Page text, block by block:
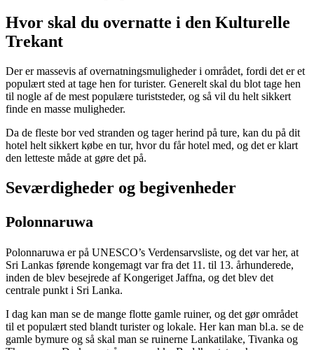
Hvor skal du overnatte i den Kulturelle
Trekant
Der er massevis af overnatningsmuligheder i området, fordi det er et
populært sted at tage hen for turister. Generelt skal du blot tage hen
til nogle af de mest populære turiststeder, og så vil du helt sikkert
finde en masse muligheder.
Da de fleste bor ved stranden og tager herind på ture, kan du på dit
hotel helt sikkert købe en tur, hvor du får hotel med, og det er klart
den letteste måde at gøre det på.
Seværdigheder og begivenheder
Polonnaruwa
Polonnaruwa er på UNESCO’s Verdensarvsliste, og det var her, at
Sri Lankas førende kongemagt var fra det 11. til 13. århunderede,
inden de blev besejrede af Kongeriget Jaffna, og det blev det
centrale punkt i Sri Lanka.
I dag kan man se de mange flotte gamle ruiner, og det gør området
til et populært sted blandt turister og lokale. Her kan man bl.a. se de
gamle bymure og så skal man se ruinerne Lankatilake, Tivanka og